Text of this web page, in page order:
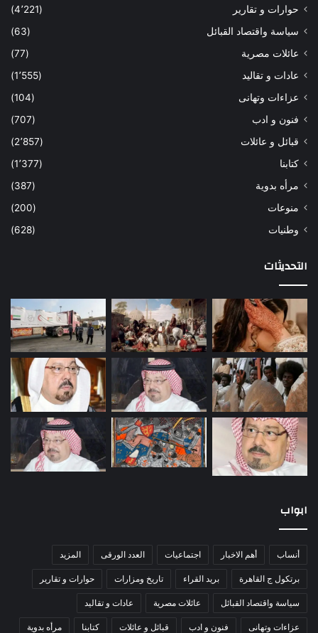
حوارات و تقارير
(4٬221)
سياسة واقتصاد القبائل
(63)
عائلات مصرية
(77)
عادات و تقاليد
(1٬555)
عزاءات وتهانى
(104)
فنون و ادب
(707)
قبائل و عائلات
(2٬857)
كتابنا
(1٬377)
مرأه بدوية
(387)
منوعات
(200)
وطنيات
(628)
التحديثات
ابواب
أنساب أهم الاخبار اجتماعيات العدد الورقى المزيد
برتكول ج القاهرة بريد القراء تاريخ ومزارات حوارات و تقارير
سياسة واقتصاد القبائل عائلات مصرية عادات و تقاليد
عزاءات وتهانى فنون و ادب قبائل و عائلات كتابنا مرأه بدوية